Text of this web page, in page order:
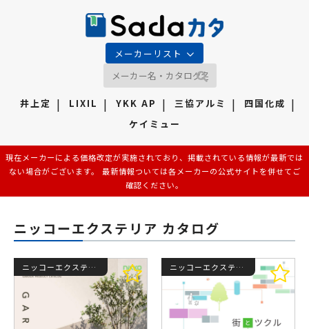
メーカーリスト
井上定 LIXIL YKK AP 三協アルミ
四国化成
ケイミュー
現在メーカーによる価格改定が実施されており、掲載されている情報が最新では
ない場合がございます。 最新情報ついては各メーカーの公式サイトを併せてご
確認ください。
ニッコーエクステリア カタログ
ニッコーエクステリア カタログ ニッコーエクステリア カタログ